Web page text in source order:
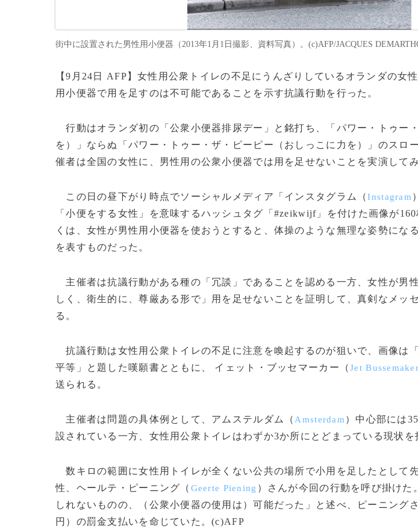
街中に設置された男性用小便器（2013年1月1日撮影、資料写真）。(c)AFP/JACQUES
【9月24日 AFP】女性用公衆トイレの不足にうんざりしているオランダの女
用小便器で用を足すのは不可能であることを示す抗議行動を行った。
行動はオランダ初の「公衆小便器排尿デー」と銘打ち、「パワー・トゥー
を）」ならぬ「パワー・トゥー・ザ・ピーピー（おしっこに力を）」のスロ
催者は全国の女性に、男性用の公衆小便器では用を足せないことを実演して
この日の昼下がり時点でソーシャルメディア「インスタグラム（Instagram
「小便をする女性」を意味するハッシュタグ「#zeikwijf」を付けた画像が
くは、女性が男性用小便器を使おうとすると、体操のような無理な姿勢にな
を表すものだった。
主催者は抗議行動がある種の「冗談」であることを認める一方、女性が男
しく、衛生的に、尊厳ある形で」用を足せないことを証明して、真剣なメッ
る。
抗議行動は女性用公衆トイレの不足に注意を喚起するのが狙いで、画像は
平等」と題した嘆願書とともに、 イェット・ブッセマーカー（Jet Bussemaker
送られる。
主催者は問題の具体例として、アムステルダム（ Amsterdam ）中心部には
設されている一方、女性用公衆トイレはわずか3か所にとどまっている現状を
数キロの範囲に女性用トイレが全くない公共の場所で小用を足したとして
性、ヘールテ・ピーニング（ Geerte Piening ）さんが今回の行動を呼び掛けた
しれないものの、（公衆小便器の使用は）可能だった」と述べ、ピーニング
円）の罰金支払いを命じていた。(c)AFP